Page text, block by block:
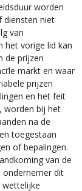
worden
diensten niet
van
het vorige lid kan
de prijzen
markt en waar
prijzen
en het feit
worden bij het
na de
toegestaan
of bepalingen.
van de
ondernemer dit
wettelijke